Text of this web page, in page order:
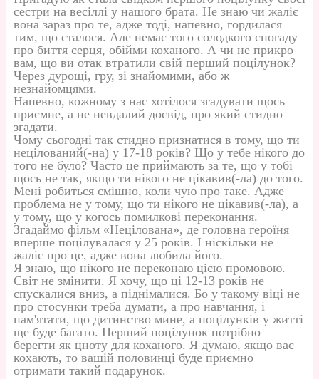
сестри на весіллі у нашого брата. Не знаю чи жаліє
вона зараз про те, адже тоді, напевно, гордилася
тим, що сталося. Але немає того солодкого спогаду
про биття серця, обійми коханого. А чи не прикро
вам, що ви отак втратили свій перший поцілунок?
Через дурощі, гру, зі знайомими, або ж
незнайомцями.
Напевно, кожному з нас хотілося згадувати щось
приємне, а не невдалий досвід, про який стидно
згадати.
Чому сьогодні так стидно признатися в тому, що ти
нецілований(-на) у 17-18 років? Що у тебе нікого до
того не було? Часто це приймають за те, що у тобі
щось не так, якщо ти нікого не цікавив(-ла) до того.
Мені робиться смішно, коли чую про таке. Адже
проблема не у тому, що ти нікого не цікавив(-ла), а
у тому, що у когось помилкові переконання.
Згадаймо фільм «Нецілована», де головна героїня
вперше поцілувалася у 25 років. І ніскільки не
жаліє про це, адже вона любила його.
Я знаю, що нікого не переконаю цією промовою.
Світ не змінити. Я хочу, що ці 12-13 років не
спускалися вниз, а піднімалися. Бо у такому віці не
про стосунки треба думати, а про навчання, і
пам'ятати, що дитинство мине, а поцілунків у житті
ще буде багато. Перший поцілунок потрібно
берегти як цноту для коханого. Я думаю, якщо вас
кохають, то вашій половинці буде приємно
отримати такий подарунок.